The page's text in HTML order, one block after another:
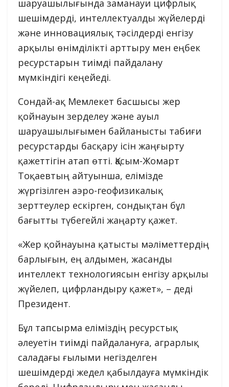
шаруашылығында заманауи цифрлық
шешімдерді, интеллектуалды жүйелерді
және инновациялық тәсілдерді енгізу
арқылы өнімділікті арттыру мен еңбек
ресурстарын тиімді пайдалану
мүмкіндігі кеңейеді.
Сондай-ақ Мемлекет басшысы жер
қойнауын зерделеу және ауыл
шаруашылығымен байланысты табиғи
ресурстарды басқару ісін жаңғырту
қажеттігін атап өтті. Қасым-Жомарт
Тоқаевтың айтуынша, елімізде
жүргізілген аэро-геофизикалық
зерттеулер ескірген, сондықтан бұл
бағытты түбегейлі жаңарту қажет.
«Жер қойнауына қатысты мәліметтердің
барлығын, ең алдымен, жасанды
интеллект технологиясын енгізу арқылы
жүйелеп, цифрландыру қажет», – деді
Президент.
Бұл тапсырма еліміздің ресурстық
әлеуетін тиімді пайдалануға, аграрлық
саладағы ғылыми негізделген
шешімдерді жедел қабылдауға мүмкіндік